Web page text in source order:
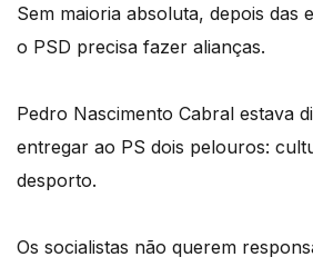
Sem maioria absoluta, depois das
o PSD precisa fazer alianças.
Pedro Nascimento Cabral estava
entregar ao PS dois pelouros:
desporto.
Os socialistas não querem